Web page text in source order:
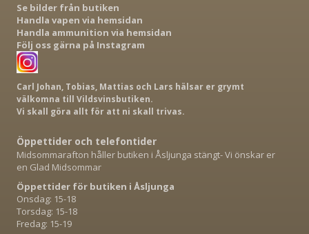
Se bilder från butiken
Handla vapen via hemsidan
Handla ammunition via hemsidan
Följ oss gärna på Instagram
Carl Johan, Tobias, Mattias och Lars hälsar er grymt
välkomna till Vildsvinsbutiken.
Vi skall göra allt för att ni skall trivas.
Öppettider och telefontider
Midsommarafton håller butiken i Åsljunga stängt- Vi önskar er
en Glad Midsommar
Öppettider för butiken i Åsljunga
Onsdag: 15-18
Torsdag: 15-18
Fredag: 15-19